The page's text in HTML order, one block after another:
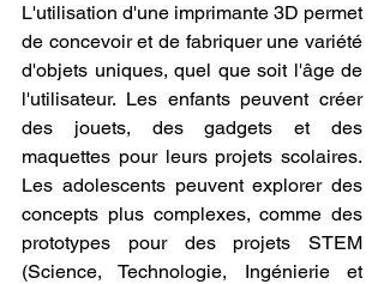
L'utilisation d'une imprimante 3D permet
de concevoir et de fabriquer une variété
d'objets uniques, quel que soit l'âge de
l'utilisateur. Les enfants peuvent créer
des jouets, des gadgets et des
maquettes pour leurs projets scolaires.
Les adolescents peuvent explorer des
concepts plus complexes, comme des
prototypes pour des projets STEM
(Science, Technologie, Ingénierie et